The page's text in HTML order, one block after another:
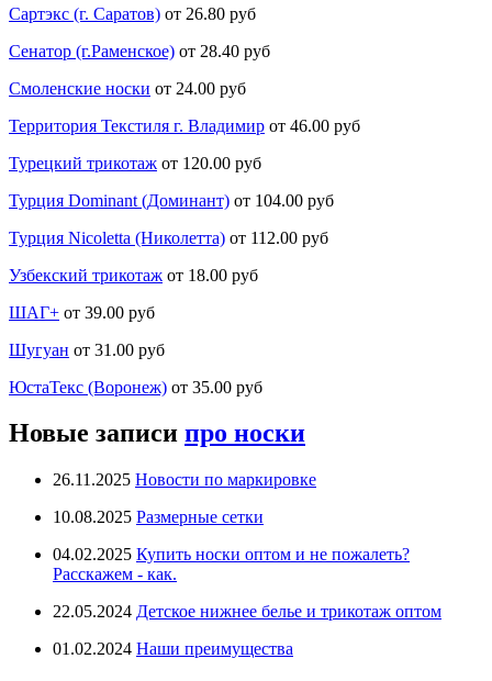
Сартэкс (г. Саратов) от 26.80 руб
Сенатор (г.Раменское) от 28.40 руб
Смоленские носки от 24.00 руб
Территория Текстиля г. Владимир от 46.00 руб
Турецкий трикотаж от 120.00 руб
Турция Dominant (Доминант) от 104.00 руб
Турция Nicoletta (Николетта) от 112.00 руб
Узбекский трикотаж от 18.00 руб
ШАГ+ от 39.00 руб
Шугуан от 31.00 руб
ЮстаТекс (Воронеж) от 35.00 руб
Новые записи про носки
26.11.2025 Новости по маркировке
10.08.2025 Размерные сетки
04.02.2025 Купить носки оптом и не пожалеть?
Расскажем - как.
22.05.2024 Детское нижнее белье и трикотаж оптом
01.02.2024 Наши преимущества